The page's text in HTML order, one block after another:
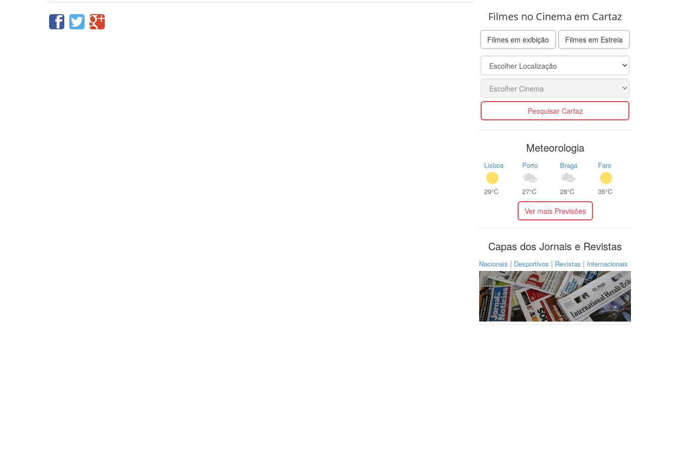
Filmes no Cinema em Cartaz
Filmes em exibição Filmes em Estreia
Pesquisar Cartaz
Meteorologia
Lisboa
29°C
Porto
27°C
Braga
28°C
Faro
35°C
Ver mais Previsões
Capas dos Jornais e Revistas
Nacionais | Desportivos | Revistas | Internacionais